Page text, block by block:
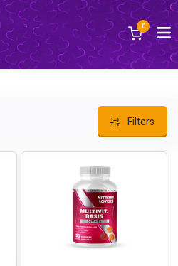
0
Filters